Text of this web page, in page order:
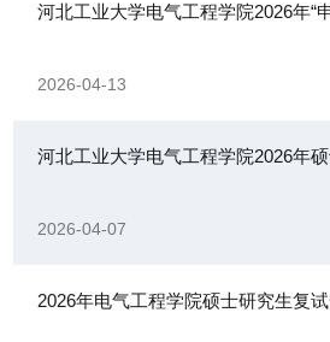
2026-04-13
2026-04-07
2026年电气工程学院硕士研究生复